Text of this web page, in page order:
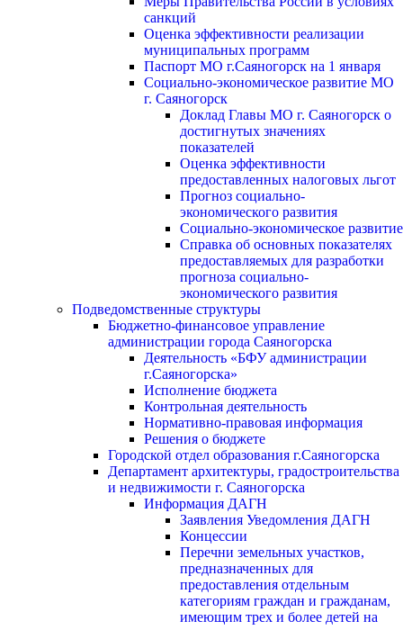
санкций
Оценка эффективности реализации
муниципальных программ
Паспорт МО г.Саяногорск на 1 января
Социально-экономическое развитие МО
г. Саяногорск
Доклад Главы МО г. Саяногорск о
достигнутых значениях
показателей
Оценка эффективности
предоставленных налоговых льгот
Прогноз социально-
экономического развития
Социально-экономическое развитие
Справка об основных показателях
предоставляемых для разработки
прогноза социально-
экономического развития
Подведомственные структуры
Бюджетно-финансовое управление
администрации города Саяногорска
Деятельность «БФУ администрации
г.Саяногорска»
Исполнение бюджета
Контрольная деятельность
Нормативно-правовая информация
Решения о бюджете
Городской отдел образования г.Саяногорска
Департамент архитектуры, градостроительства
и недвижимости г. Саяногорска
Информация ДАГН
Заявления Уведомления ДАГН
Концессии
Перечни земельных участков,
предназначенных для
предоставления отдельным
категориям граждан и гражданам,
имеющим трех и более детей на